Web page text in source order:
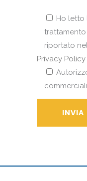
Ho letto
riportato
Privacy Policy